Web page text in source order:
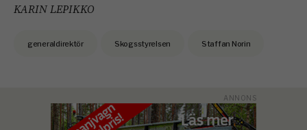
KARIN LEPIKKO
generaldirektör Skogsstyrelsen Staffan Norin